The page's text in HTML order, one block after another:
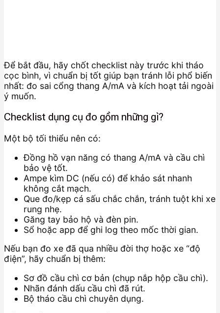
Để bắt đầu, hãy chốt checklist này trước khi tháo
cọc bình, vì chuẩn bị tốt giúp bạn tránh lỗi phổ biến
nhất: đo sai cổng thang A/mA và kích hoạt tải ngoài
ý muốn.
Checklist dụng cụ đo gồm những gì?
Một bộ tối thiểu nên có:
Đồng hồ vạn năng có thang A/mA và cầu chì
bảo vệ tốt.
Ampe kìm DC (nếu có) để khảo sát nhanh
không cắt mạch.
Que đo/kẹp cá sấu chắc chắn, tránh tuột khi xe
rung nhẹ.
Găng tay bảo hộ và đèn pin.
Sổ hoặc app để ghi log theo mốc thời gian.
Nếu bạn đo xe đã qua nhiều đời thợ hoặc xe “độ
điện”, hãy chuẩn bị thêm:
Sơ đồ cầu chì cơ bản (chụp nắp hộp cầu chì).
Nhãn đánh dấu cầu chì đã rút.
Bộ tháo cầu chì chuyên dụng.